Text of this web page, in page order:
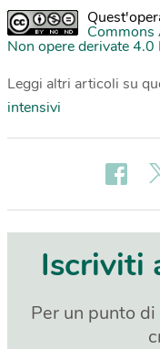
Non opere derivate 4.0
Leggi altri articoli su
intensivi
Iscriviti
Per un punto